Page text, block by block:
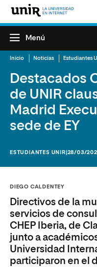
Menú
Inicio Noticias Estudiantes
Destacados
de UNIR
Madrid
sede de EY
ESTUDIANTES UNIR |28/03/
DIEGO CALDENTEY
Directivos de la
servicios de
CHEP Iberia, de
junto a
Universidad
participaron en el